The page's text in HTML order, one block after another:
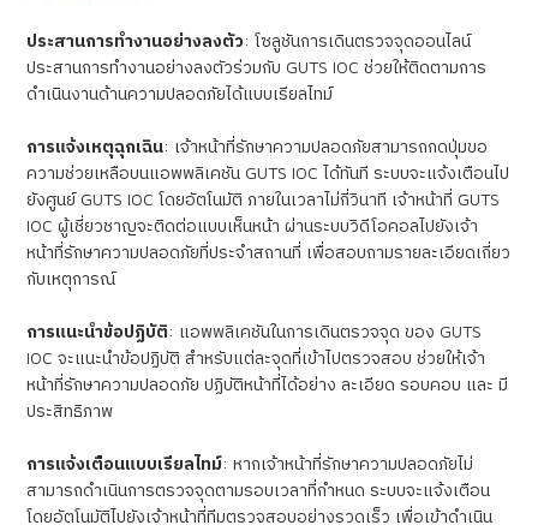
ประสานการทำงานอย่างลงตัว: โซลูชันการเดินตรวจจุดออนไลน์
ประสานการทำงานอย่างลงตัวร่วมกับ GUTS IOC ช่วยให้ติดตามการ
ดำเนินงานด้านความปลอดภัยได้แบบเรียลไทม์
การแจ้งเหตุฉุกเฉิน: เจ้าหน้าที่รักษาความปลอดภัยสามารถกดปุ่มขอ
ความช่วยเหลือบนแอพพลิเคชัน GUTS IOC ได้ทันที ระบบจะแจ้งเตือนไป
ยังศูนย์GUTS IOC โดยอัตโนมัติ ภายในเวลาไม่กี่วินาที เจ้าหน้าที่ GUTS
IOC ผู้เชี่ยวชาญจะติดต่อแบบเห็นหน้า ผ่านระบบวิดีโอคอลไปยังเจ้า
หน้าที่รักษาความปลอดภัยที่ประจำสถานที่ เพื่อสอบถามรายละเอียดเกี่ยว
กับเหตุการณ์
การแนะนำข้อปฏิบัติ: แอพพลิเคชันในการเดินตรวจจุด ของ GUTS
IOC จะแนะนำข้อปฏิบัติ สำหรับแต่ละจุดที่เข้าไปตรวจสอบ ช่วยให้เจ้า
หน้าที่รักษาความปลอดภัย ปฏิบัติหน้าที่ได้อย่าง ละเอียด รอบคอบ และ มี
ประสิทธิภาพ
การแจ้งเตือนแบบเรียลไทม์: หากเจ้าหน้าที่รักษาความปลอดภัยไม่
สามารถดำเนินการตรวจจุดตามรอบเวลาที่กำหนด ระบบจะแจ้งเตือน
โดยอัตโนมัติไปยังเจ้าหน้าที่ทีมตรวจสอบอย่างรวดเร็ว เพื่อเข้าดำเนิน